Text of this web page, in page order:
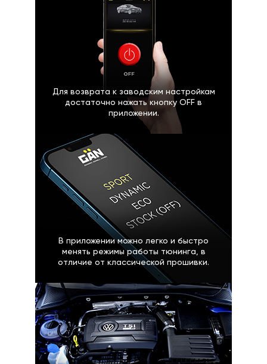
Для возврата к заводским настройкам
достаточно нажать кнопку OFF в
приложении.
В приложении можно легко и быстро
менять режимы работы тюнинга, в
отличие от классической прошивки.